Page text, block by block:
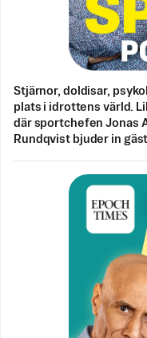
Stjärnor, doldisar,
plats i idrottens värld.
där sportchefen Jonas
Rundqvist bjuder in